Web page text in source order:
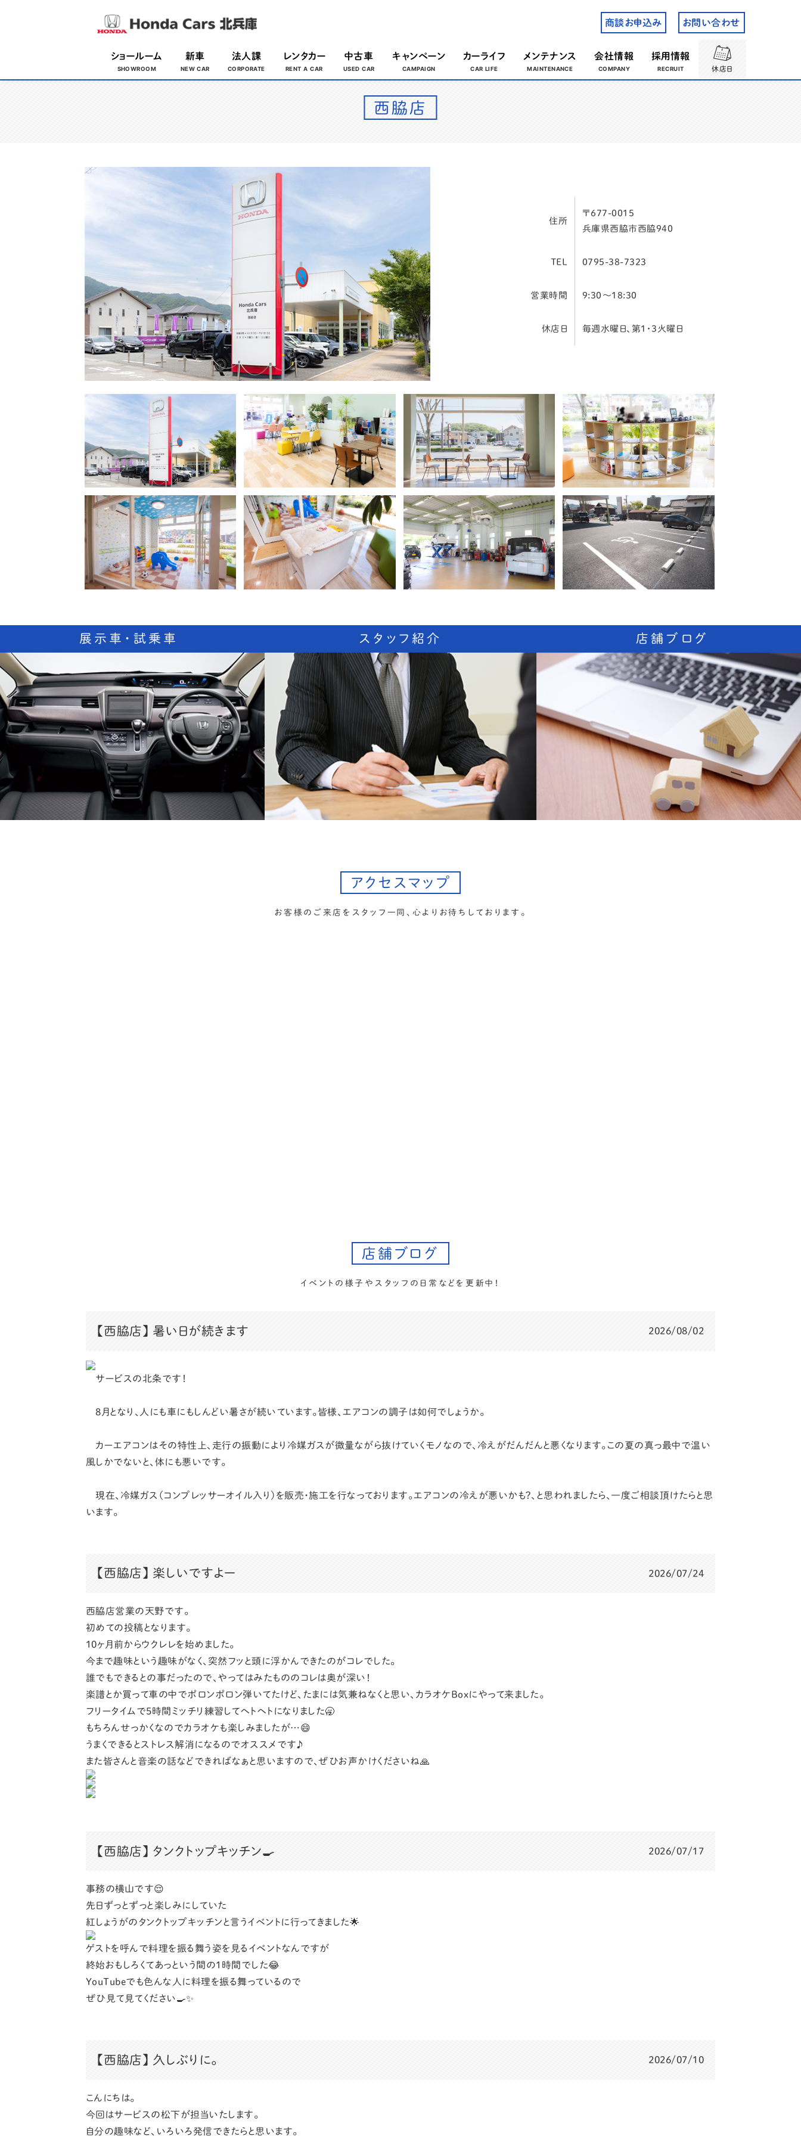
商談お申込み お問い合わせ
ショールーム 新車 法人課 レンタカー 中古車 キャンペーン カーライフ メンテナンス 会社情報 採用情報
休店日
西脇店
住所
〒677-0015
兵庫県西脇市西脇940
TEL 0795-38-7323
営業時間 9:30～18:30
休店日 毎週水曜日、第1・3火曜日
展示車・試乗車 スタッフ紹介 店舗ブログ
アクセスマップ
お客様のご来店をスタッフ一同、心よりお待ちしております。
店舗ブログ
イベントの様子やスタッフの日常などを更新中！
【西脇店】 暑い日が続きます 2026/08/02
サービスの北条です！
8月となり、人にも車にもしんどい暑さが続いています。皆様、エアコンの調子は如何でしょうか。
カーエアコンはその特性上、走行の振動により冷媒ガスが微量ながら抜けていくモノなので、冷えがだんだんと悪くなります。この夏の真っ最中で温い
風しかでないと、体にも悪いです。
現在、冷媒ガス（コンプレッサーオイル入り）を販売・施工を行なっております。エアコンの冷えが悪いかも？、と思われましたら、一度ご相談頂けたらと思
います。
【西脇店】 楽しいですよー 2026/07/24
西脇店営業の天野です。
初めての投稿となります。
10ヶ月前からウクレレを始めました。
今まで趣味という趣味がなく、突然フッと頭に浮かんできたのがコレでした。
誰でもできるとの事だったので、やってはみたもののコレは奥が深い！
楽譜とか買って車の中でポロンポロン弾いてたけど、たまには気兼ねなくと思い、カラオケBoxにやって来ました。
フリータイムで5時間ミッチリ練習してヘトヘトになりました🥱
もちろんせっかくなのでカラオケも楽しみましたが…😄
うまくできるとストレス解消になるのでオススメです♪
また皆さんと音楽の話などできればなぁと思いますので、ぜひお声かけくださいね🙏
【西脇店】 タンクトップキッチン🍳 2026/07/17
事務の横山です😌
先日ずっとずっと楽しみにしていた
紅しょうがのタンクトップキッチンと言うイベントに行ってきました🌟
ゲストを呼んで料理を振る舞う姿を見るイベントなんですが
終始おもしろくてあっという間の1時間でした😂
YouTubeでも色んな人に料理を振る舞っているので
ぜひ見て見てください🍳✨
【西脇店】 久しぶりに。 2026/07/10
こんにちは。
今回はサービスの松下が担当いたします。
自分の趣味など、いろいろ発信できたらと思います。